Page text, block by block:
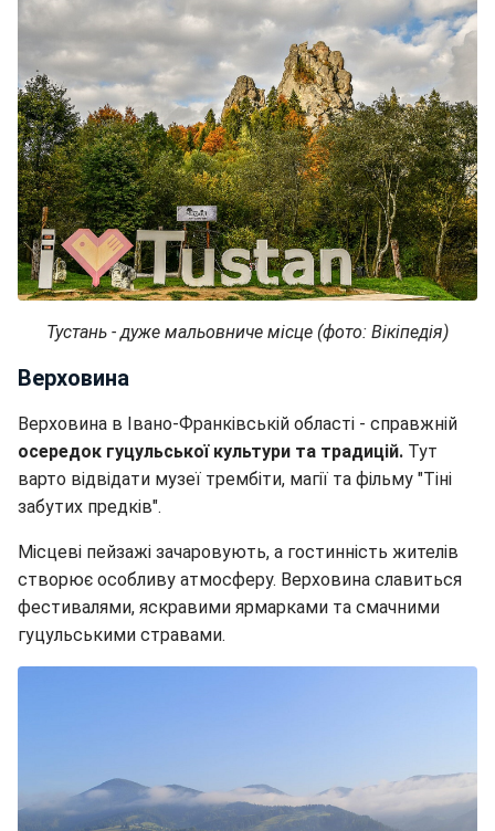
Тустань - дуже мальовниче місце (фото: Вікіпедія)
Верховина
Верховина в Івано-Франківській області - справжній
осередок гуцульської культури та традицій. Тут
варто відвідати музеї трембіти, магії та фільму "Тіні
забутих предків".
Місцеві пейзажі зачаровують, а гостинність жителів
створює особливу атмосферу. Верховина славиться
фестивалями, яскравими ярмарками та смачними
гуцульськими стравами.